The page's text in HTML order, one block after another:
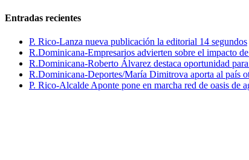
Entradas recientes
P. Rico-Lanza nueva publicación la editorial 14 segundos
R.Dominicana-Empresarios advierten sobre el impacto
R.Dominicana-Roberto Álvarez destaca oportunidad
R.Dominicana-Deportes/María Dimitrova aporta al país
P. Rico-Alcalde Aponte pone en marcha red de oasis de